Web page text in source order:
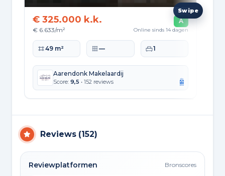
€ 325.000 k.k.
€ 6.633/m²
A
Online sinds 14 dagen
Woonoppervlakte
49 m² Perceeloppervlakte
— Slaapkamers
1
Aarendonk Makelaardij
Score: 9,5 • 152 reviews
Reviews (152)
Reviewplatformen Bronscores